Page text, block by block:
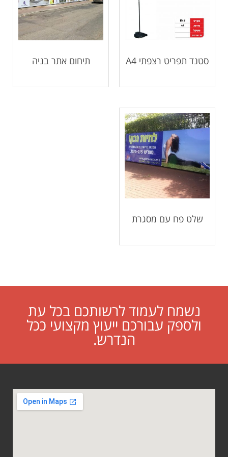
סטנד תפריט רצפתי A4 תיחום אתר בניה
שלט פח עם מסגרת
נשמח לעמוד לרשותכם בכל עת
ולספק עבורכם ייעוץ מקצועי ככל
הנדרש.